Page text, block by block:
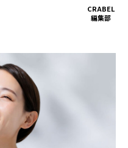
CRABEL
編集部
おすすめ
腕脱毛
豊橋
職おすすめ